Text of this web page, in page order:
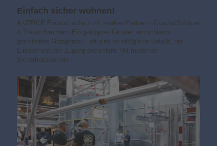
Einfach sicher wohnen!
ANZEIGE Einbruchschutz mit starken Partnern: Gosch&Schlüter
& Tresor Baumann Ein gekipptes Fenster, ein schlecht
gesichertes Garagentor – oft sind es alltägliche Details, die
Einbrechern den Zugang erleichtern. Mit moderner
Sicherheitstechnik…